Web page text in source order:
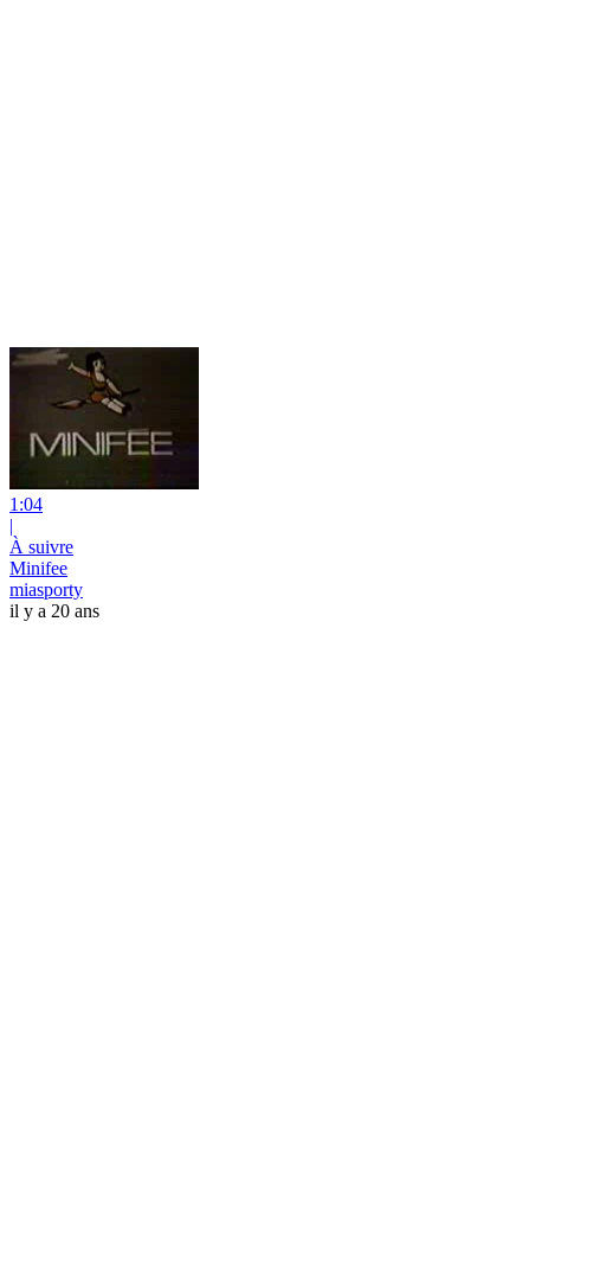
1:04
|
À suivre
Minifee
miasporty
il y a 20 ans